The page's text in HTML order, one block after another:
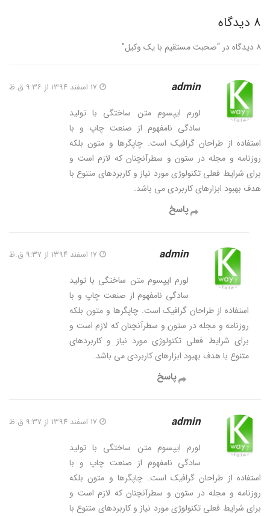
۸ دیدگاه
۸ دیدگاه در “ صحبت مستقیم با یک وکیل”
admin
لورم ایپسوم متن ساختگی با تولید
سادگی نامفهوم از صنعت چاپ و با
استفاده از طراحان گرافیک است. چاپگرها و متون بلکه
روزنامه و مجله در ستون و سطرآنچنان که لازم است و
برای شرایط فعلی تکنولوژی مورد نیاز و کاربردهای متنوع با
هدف بهبود ابزارهای کاربردی می باشد.
پاسخ
admin
لورم ایپسوم متن ساختگی با تولید
سادگی نامفهوم از صنعت چاپ و با
استفاده از طراحان گرافیک است. چاپگرها و متون بلکه
روزنامه و مجله در ستون و سطرآنچنان که لازم است و
برای شرایط فعلی تکنولوژی مورد نیاز و کاربردهای
متنوع با هدف بهبود ابزارهای کاربردی می باشد.
پاسخ
admin
لورم ایپسوم متن ساختگی با تولید
سادگی نامفهوم از صنعت چاپ و با
استفاده از طراحان گرافیک است. چاپگرها و متون بلکه
روزنامه و مجله در ستون و سطرآنچنان که لازم است و
برای شرایط فعلی تکنولوژی مورد نیاز و کاربردهای متنوع با